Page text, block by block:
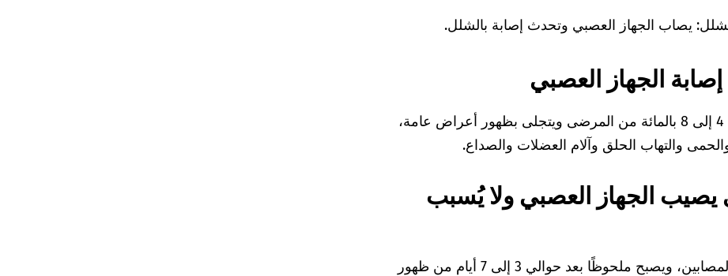
يصاب الجهاز العصبي وتحدث إصابة بالشلل.
الجهاز العصبي
يحدث هذا الشكل الخفيف بين 4 إلى 8 بالمائة من المرضى ويتجلى بظهور أعراض عامة،
والتهاب الحلق وآلام العضلات والصداع.
يصيب الجهاز العصبي ولا يُسبب
يظهر بين 2 إلى 4 بالمائة من المصابين، ويصبح ملحوظًا بعد حوالي 3 إلى 7 أيام من ظهور